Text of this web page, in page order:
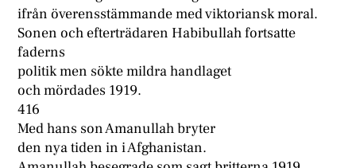
ifrån överensstämmande med viktoriansk moral.
Sonen och efterträdaren Habibullah fortsatte
faderns
politik men sökte mildra handlaget
och mördades 1919.
416
Med hans son Amanullah bryter
den nya tiden in i Afghanistan.